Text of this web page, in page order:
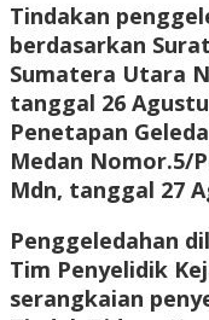
Tindakan
berdasarkan
Sumatera Utara
tanggal 26
Penetapan
Medan Nomor.5/
Mdn, tanggal 27
Penggeledahan
Tim Penyelidik
serangkaian